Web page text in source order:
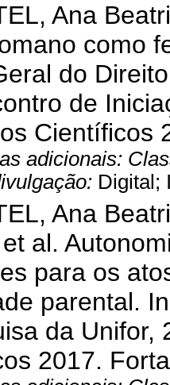
Ana
como
do
de
Científicos
adicionais:
Digital;
Ana
et al.
para os
parental.
da Unifor,
2017.